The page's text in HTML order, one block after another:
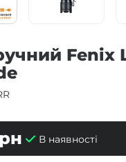
Fenix
В наявності